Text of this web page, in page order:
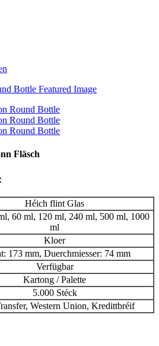
Fläsch
Héich flint Glas
60 ml, 120 ml, 240 ml, 500 ml, 1000
ml
Kloer
173 mm, Duerchmiesser: 74 mm
Verfügbar
Kartong / Palette
5.000 Stéck
Western Union, Kredittbréif